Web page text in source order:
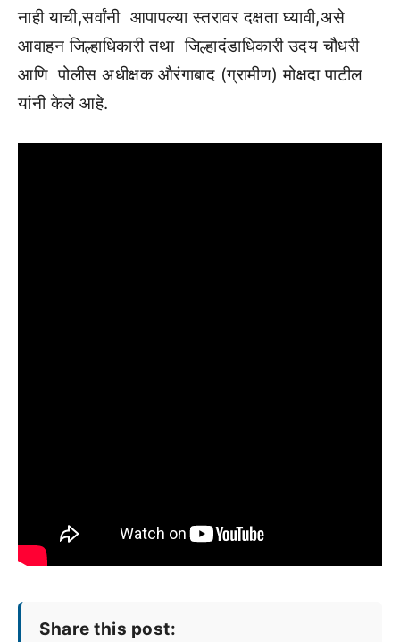
नाही याची,सर्वांनी आपापल्या स्तरावर दक्षता घ्यावी,असे
आवाहन जिल्हाधिकारी तथा जिल्हादंडाधिकारी उदय चौधरी
आणि पोलीस अधीक्षक औरंगाबाद (ग्रामीण) मोक्षदा पाटील
यांनी केले आहे.
Share this post: